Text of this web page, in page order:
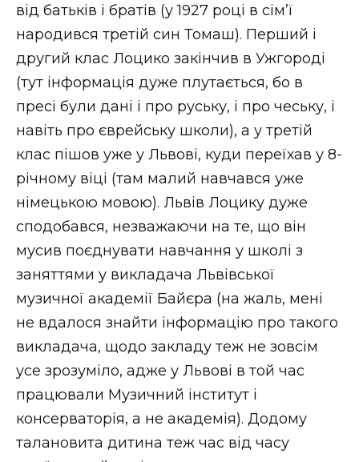
від батьків і братів (у 1927 році в сім’ї
народився третій син Томаш). Перший і
другий клас Лоцико закінчив в Ужгороді
(тут інформація дуже плутається, бо в
пресі були дані і про руську, і про чеську, і
навіть про єврейську школи), а у третій
клас пішов уже у Львові, куди переїхав у 8-
річному віці (там малий навчався уже
німецькою мовою). Львів Лоцику дуже
сподобався, незважаючи на те, що він
мусив поєднувати навчання у школі з
заняттями у викладача Львівської
музичної академії Байєра (на жаль, мені
не вдалося знайти інформацію про такого
викладача, щодо закладу теж не зовсім
усе зрозуміло, адже у Львові в той час
працювали Музичний інститут і
консерваторія, а не академія). Додому
талановита дитина теж час від часу